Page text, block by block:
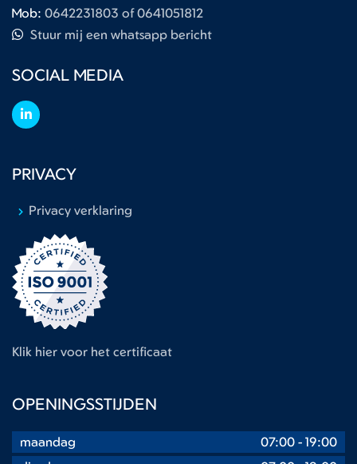
Mob: 0642231803 of 0641051812
Stuur mij een whatsapp bericht
SOCIAL MEDIA
PRIVACY
Privacy verklaring
Klik hier voor het certificaat
OPENINGSSTIJDEN
maandag 07:00 - 19:00